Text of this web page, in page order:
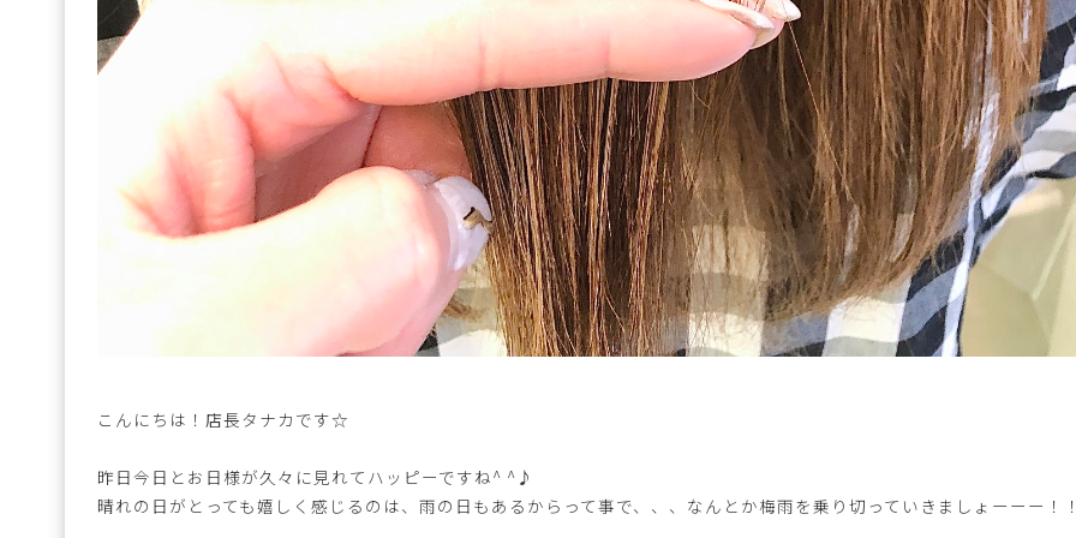
こんにちは！店長タナカです☆
昨日今日とお日様が久々に見れてハッピーですね^ ^♪
晴れの日がとっても嬉しく感じるのは、雨の日もあるからって事で、、、なんとか梅雨を乗り切っていきましょーーー！